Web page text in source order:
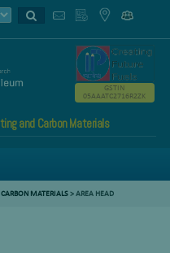
and Carbon Materials
GSTIN
05AAATC2716R2ZK
MATERIALS>AREA HEAD